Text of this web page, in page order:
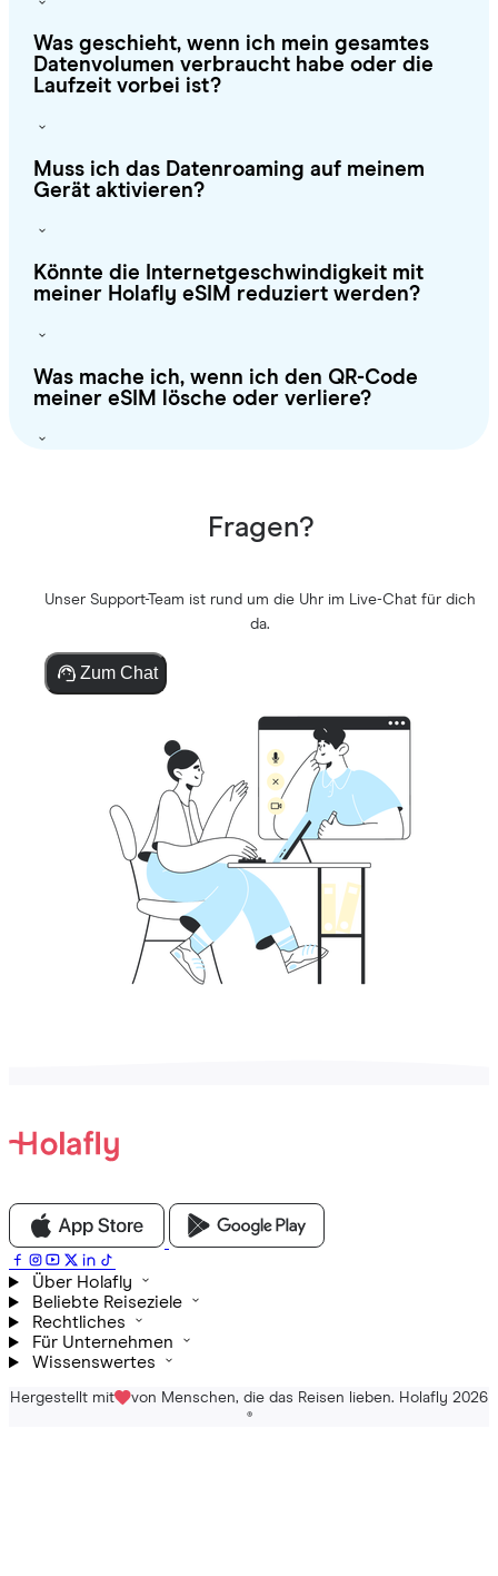
Was geschieht, wenn ich mein gesamtes
Datenvolumen verbraucht habe oder die
Laufzeit vorbei ist?
Muss ich das Datenroaming auf meinem
Gerät aktivieren?
Könnte die Internetgeschwindigkeit mit
meiner Holafly eSIM reduziert werden?
Was mache ich, wenn ich den QR-Code
meiner eSIM lösche oder verliere?
Fragen?
Unser Support-Team ist rund um die Uhr im Live-Chat für dich
da.
Zum Chat
Über Holafly
Beliebte Reiseziele
Rechtliches
Für Unternehmen
Wissenswertes
Hergestellt mit von Menschen, die das Reisen lieben. Holafly 2026
®